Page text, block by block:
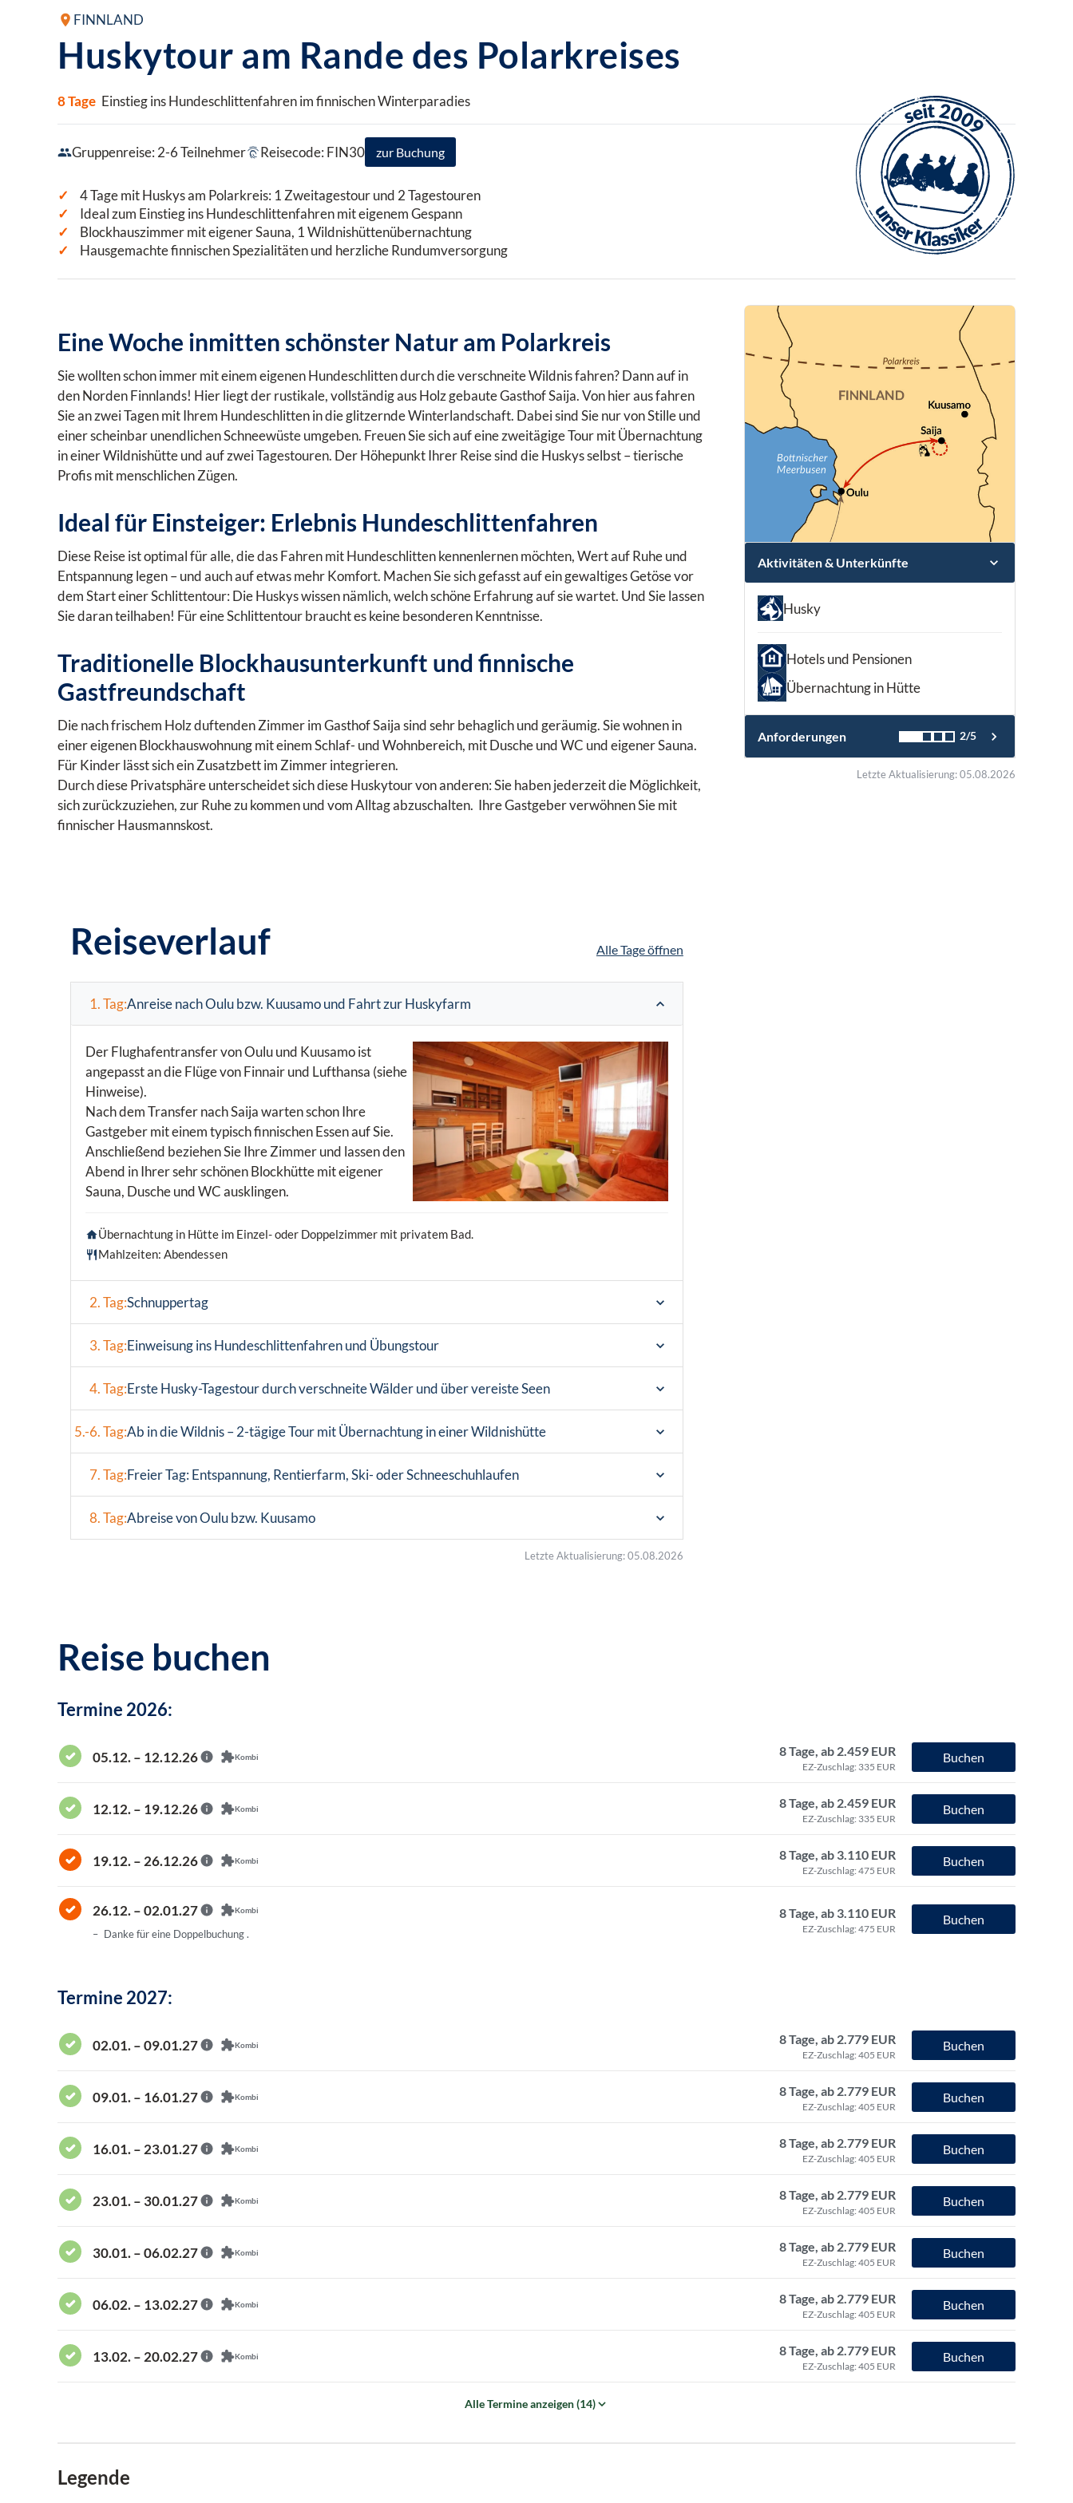
FINNLAND
Huskytour am Rande des Polarkreises
8 Tage Einstieg ins Hundeschlittenfahren im finnischen Winterparadies
Gruppenreise: 2-6 Teilnehmer Reisecode: FIN30 zur Buchung
4 Tage mit Huskys am Polarkreis: 1 Zweitagestour und 2 Tagestouren
Ideal zum Einstieg ins Hundeschlittenfahren mit eigenem Gespann
Blockhauszimmer mit eigener Sauna, 1 Wildnishüttenübernachtung
Hausgemachte finnischen Spezialitäten und herzliche Rundumversorgung
Eine Woche inmitten schönster Natur am Polarkreis
Sie wollten schon immer mit einem eigenen Hundeschlitten durch die verschneite Wildnis fahren? Dann auf in
den Norden Finnlands! Hier liegt der rustikale, vollständig aus Holz gebaute Gasthof Saija. Von hier aus fahren
Sie an zwei Tagen mit Ihrem Hundeschlitten in die glitzernde Winterlandschaft. Dabei sind Sie nur von Stille und
einer scheinbar unendlichen Schneewüste umgeben. Freuen Sie sich auf eine zweitägige Tour mit Übernachtung
in einer Wildnishütte und auf zwei Tagestouren. Der Höhepunkt Ihrer Reise sind die Huskys selbst – tierische
Profis mit menschlichen Zügen.
Ideal für Einsteiger: Erlebnis Hundeschlittenfahren
Diese Reise ist optimal für alle, die das Fahren mit Hundeschlitten kennenlernen möchten, Wert auf Ruhe und
Entspannung legen – und auch auf etwas mehr Komfort. Machen Sie sich gefasst auf ein gewaltiges Getöse vor
dem Start einer Schlittentour: Die Huskys wissen nämlich, welch schöne Erfahrung auf sie wartet. Und Sie lassen
Sie daran teilhaben! Für eine Schlittentour braucht es keine besonderen Kenntnisse.
Traditionelle Blockhausunterkunft und finnische
Gastfreundschaft
Die nach frischem Holz duftenden Zimmer im Gasthof Saija sind sehr behaglich und geräumig. Sie wohnen in
einer eigenen Blockhauswohnung mit einem Schlaf- und Wohnbereich, mit Dusche und WC und eigener Sauna.
Für Kinder lässt sich ein Zusatzbett im Zimmer integrieren.
Durch diese Privatsphäre unterscheidet sich diese Huskytour von anderen: Sie haben jederzeit die Möglichkeit,
sich zurückzuziehen, zur Ruhe zu kommen und vom Alltag abzuschalten. Ihre Gastgeber verwöhnen Sie mit
finnischer Hausmannskost.
Aktivitäten & Unterkünfte
Husky
Hotels und Pensionen
Übernachtung in Hütte
Anforderungen 2/5
Letzte Aktualisierung: 05.08.2026
Reiseverlauf Alle Tage öffnen
1. Tag:Anreise nach Oulu bzw. Kuusamo und Fahrt zur Huskyfarm
Der Flughafentransfer von Oulu und Kuusamo ist
angepasst an die Flüge von Finnair und Lufthansa (siehe
Hinweise).
Nach dem Transfer nach Saija warten schon Ihre
Gastgeber mit einem typisch finnischen Essen auf Sie.
Anschließend beziehen Sie Ihre Zimmer und lassen den
Abend in Ihrer sehr schönen Blockhütte mit eigener
Sauna, Dusche und WC ausklingen.
Übernachtung in Hütte im Einzel- oder Doppelzimmer mit privatem Bad.
Mahlzeiten: Abendessen
2. Tag:Schnuppertag
3. Tag:Einweisung ins Hundeschlittenfahren und Übungstour
4. Tag:Erste Husky-Tagestour durch verschneite Wälder und über vereiste Seen
5.-6. Tag:Ab in die Wildnis – 2-tägige Tour mit Übernachtung in einer Wildnishütte
7. Tag:Freier Tag: Entspannung, Rentierfarm, Ski- oder Schneeschuhlaufen
8. Tag:Abreise von Oulu bzw. Kuusamo
Letzte Aktualisierung: 05.08.2026
Reise buchen
Termine 2026:
05.12. – 12.12.26 Kombi 8 Tage, ab 2.459 EUR
EZ-Zuschlag: 335 EUR
Buchen
12.12. – 19.12.26 Kombi 8 Tage, ab 2.459 EUR
EZ-Zuschlag: 335 EUR
Buchen
19.12. – 26.12.26 Kombi 8 Tage, ab 3.110 EUR
EZ-Zuschlag: 475 EUR
Buchen
26.12. – 02.01.27 Kombi
Danke für eine Doppelbuchung .
8 Tage, ab 3.110 EUR
EZ-Zuschlag: 475 EUR
Buchen
Termine 2027:
02.01. – 09.01.27 Kombi 8 Tage, ab 2.779 EUR
EZ-Zuschlag: 405 EUR
Buchen
09.01. – 16.01.27 Kombi 8 Tage, ab 2.779 EUR
EZ-Zuschlag: 405 EUR
Buchen
16.01. – 23.01.27 Kombi 8 Tage, ab 2.779 EUR
EZ-Zuschlag: 405 EUR
Buchen
23.01. – 30.01.27 Kombi 8 Tage, ab 2.779 EUR
EZ-Zuschlag: 405 EUR
Buchen
30.01. – 06.02.27 Kombi 8 Tage, ab 2.779 EUR
EZ-Zuschlag: 405 EUR
Buchen
06.02. – 13.02.27 Kombi 8 Tage, ab 2.779 EUR
EZ-Zuschlag: 405 EUR
Buchen
13.02. – 20.02.27 Kombi 8 Tage, ab 2.779 EUR
EZ-Zuschlag: 405 EUR
Buchen
Alle Termine anzeigen (14)
Legende